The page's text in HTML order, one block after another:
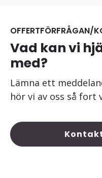
OFFERTFÖRFRÅGAN/
Vad kan vi
med?
Lämna ett
hör vi av oss så fort